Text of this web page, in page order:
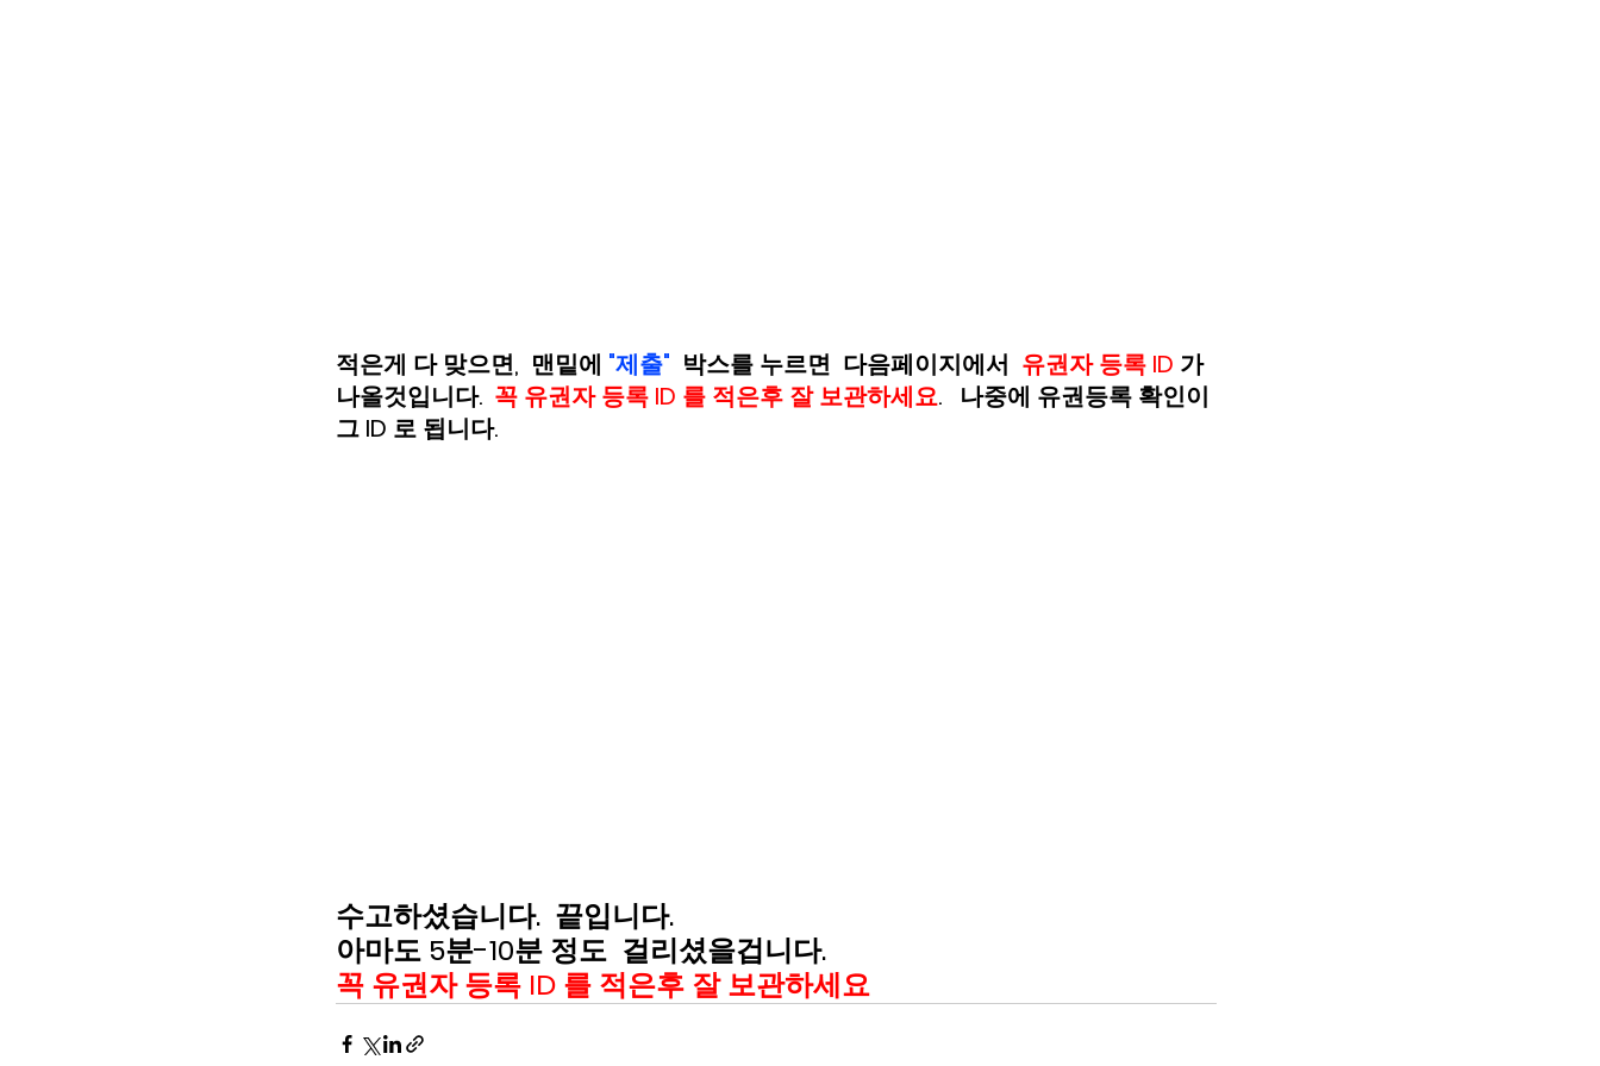
적은게 다 맞으면,  맨밑에 "제출" 박스를 누르면  다음페이지에서 유권자 등록 ID 가
나올것입니다. 꼭 유권자 등록 ID 를 적은후 잘 보관하세요.   나중에 유권등록 확인이
그 ID 로 됩니다.
수고하셨습니다.  끝입니다.
아마도 5분-10분 정도  걸리셨을겁니다.
꼭 유권자 등록 ID 를 적은후 잘 보관하세요